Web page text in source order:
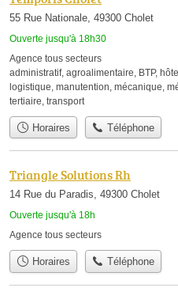
55 Rue Nationale, 49300 Cholet
Ouverte jusqu'à 18h30
Agence tous secteurs
administratif, agroalimentaire BTP,
logistique manutention mécanique
tertiaire transport
Horaires Téléphone
Triangle Solutions Rh
14 Rue du Paradis, 49300 Cholet
Ouverte jusqu'à 18h
Agence tous secteurs
Horaires Téléphone